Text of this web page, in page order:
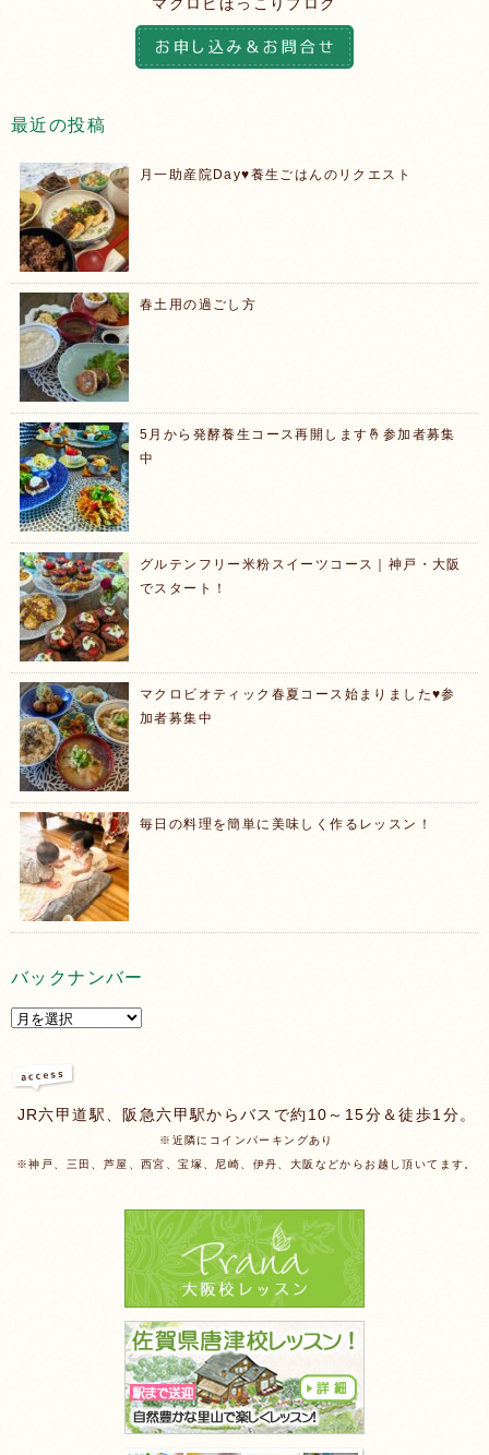
最近の投稿
月一助産院Day♥️養生ごはんのリクエスト
春土用の過ごし方
5月から発酵養生コース再開します🤞参加者募集
中
グルテンフリー米粉スイーツコース｜神戸・大阪
でスタート！
マクロビオティック春夏コース始まりました♥️参
加者募集中
毎日の料理を簡単に美味しく作るレッスン！
バックナンバー
JR六甲道駅、阪急六甲駅からバスで約10～15分＆徒歩1分。
※近隣にコインパーキングあり
※神戸、三田、芦屋、西宮、宝塚、尼崎、伊丹、大阪などからお越し頂いてます。